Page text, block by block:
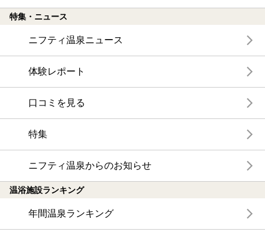
特集・ニュース
ニフティ温泉ニュース
体験レポート
口コミを見る
特集
ニフティ温泉からのお知らせ
温浴施設ランキング
年間温泉ランキング